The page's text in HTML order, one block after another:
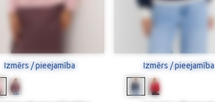
Izmērs / pieejamība Izmērs / pieejamība